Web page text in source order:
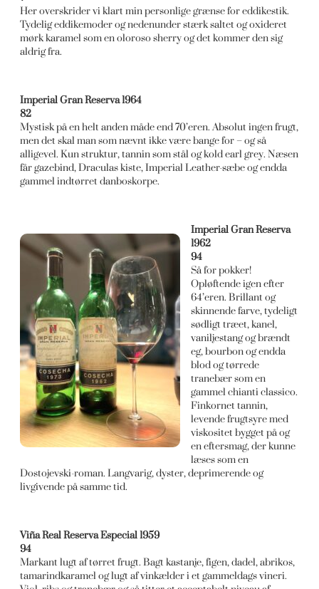
Her overskrider vi klart min personlige grænse for eddikestik.
Tydelig eddikemoder og nedenunder stærk saltet og oxideret
mørk karamel som en oloroso sherry og det kommer den sig
aldrig fra.
Imperial Gran Reserva 1964
82
Mystisk på en helt anden måde end 70’eren. Absolut ingen frugt,
men det skal man som nævnt ikke være bange for – og så
alligevel. Kun struktur, tannin som stål og kold earl grey. Næsen
får gazebind, Draculas kiste, Imperial Leather-sæbe og endda
gammel indtørret danboskorpe.
Imperial Gran Reserva
1962
94
Så for pokker!
Opløftende igen efter
64’eren. Brillant og
skinnende farve, tydeligt
sødligt træet, kanel,
vaniljestang og brændt
eg, bourbon og endda
blod og tørrede
tranebær som en
gammel chianti classico.
Finkornet tannin,
levende frugtsyre med
viskositet bygget på og
en eftersmag, der kunne
læses som en
Dostojevski-roman. Langvarig, dyster, deprimerende og
livgivende på samme tid.
Viña Real Reserva Especial 1959
94
Markant lugt af tørret frugt. Bagt kastanje, figen, dadel, abrikos,
tamarindkaramel og lugt af vinkælder i et gammeldags vineri.